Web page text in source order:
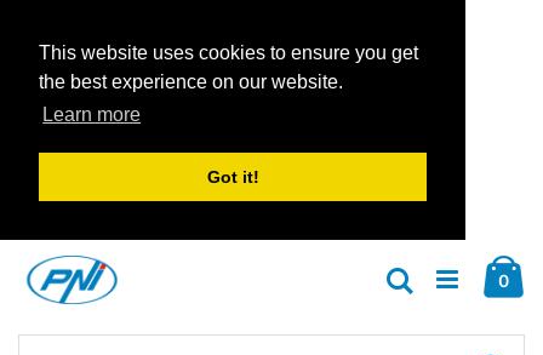
This website uses cookies to ensure you get
the best experience on our website.
Learn more
Got it!
Inhalt
springen
0
Suche